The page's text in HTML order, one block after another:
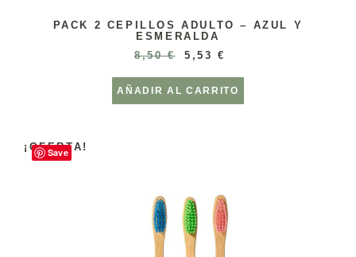
PACK 2 CEPILLOS ADULTO – AZUL Y
ESMERALDA
8,50€ 5,53€
AÑADIR AL CARRITO
Save
¡OFERTA!